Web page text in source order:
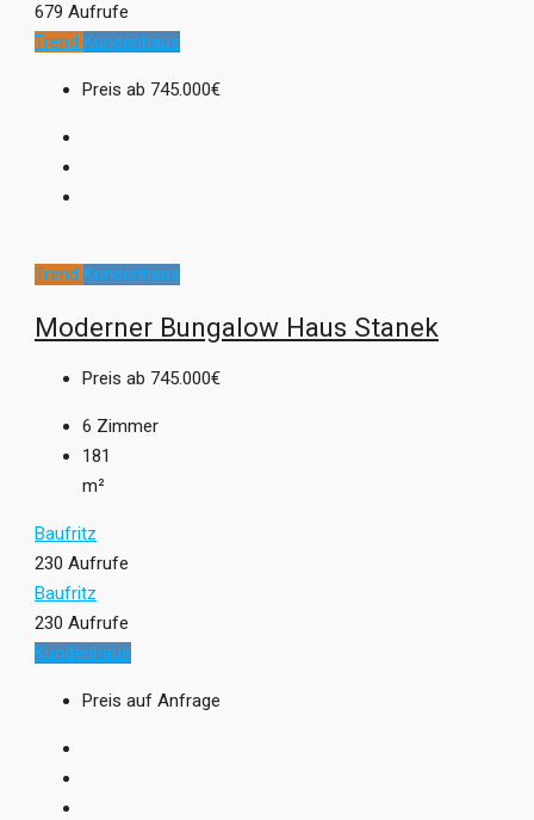
679 Aufrufe
Trend Kundenhaus
Preis ab 745.000€
Trend Kundenhaus
Moderner Bungalow Haus Stanek
Preis ab 745.000€
6 Zimmer
181
m²
Baufritz
230 Aufrufe
Baufritz
230 Aufrufe
Kundenhaus
Preis auf Anfrage